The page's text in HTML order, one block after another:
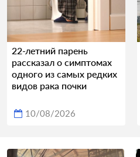
22-летний парень
рассказал о симптомах
одного из самых редких
видов рака почки
10/08/2026